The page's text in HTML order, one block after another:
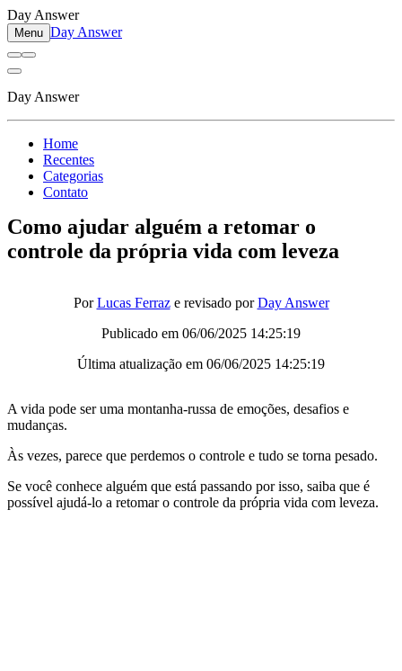
Day Answer
Menu Day Answer
Day Answer
Home
Recentes
Categorias
Contato
Como ajudar alguém a retomar o
controle da própria vida com leveza
PorLucas Ferraze revisado porDay Answer
Publicado em 06/06/2025 14:25:19
Última atualização em 06/06/2025 14:25:19
A vida pode ser uma montanha-russa de emoções, desafios e
mudanças.
Às vezes, parece que perdemos o controle e tudo se torna pesado.
Se você conhece alguém que está passando por isso, saiba que é
possível ajudá-lo a retomar o controle da própria vida com leveza.